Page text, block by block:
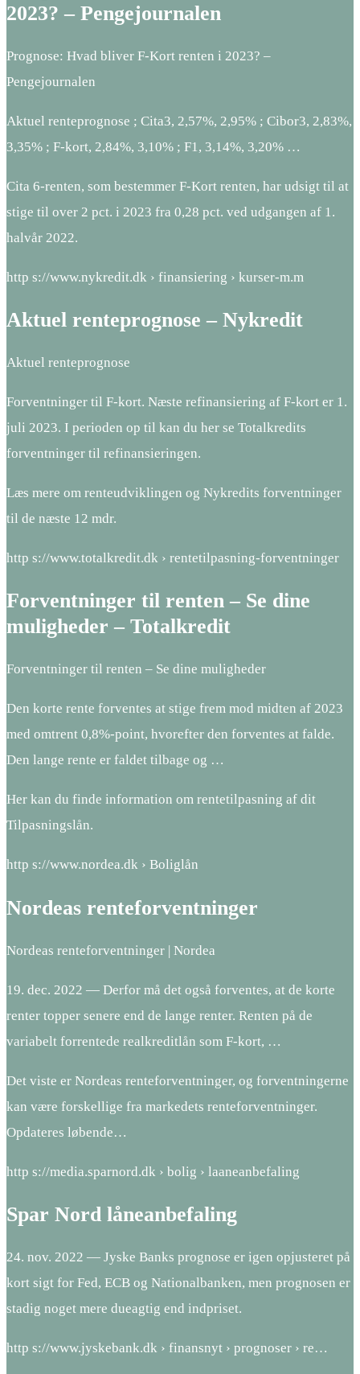
2023? – Pengejournalen
Prognose: Hvad bliver F-Kort renten i 2023? –
Pengejournalen
Aktuel renteprognose ; Cita3, 2,57%, 2,95% ; Cibor3, 2,83%,
3,35% ; F-kort, 2,84%, 3,10% ; F1, 3,14%, 3,20% …
Cita 6-renten, som bestemmer F-Kort renten, har udsigt til at
stige til over 2 pct. i 2023 fra 0,28 pct. ved udgangen af 1.
halvår 2022.
http s://www.nykredit.dk › finansiering › kurser-m.m
Aktuel renteprognose – Nykredit
Aktuel renteprognose
Forventninger til F-kort. Næste refinansiering af F-kort er 1.
juli 2023. I perioden op til kan du her se Totalkredits
forventninger til refinansieringen.
Læs mere om renteudviklingen og Nykredits forventninger
til de næste 12 mdr.
http s://www.totalkredit.dk › rentetilpasning-forventninger
Forventninger til renten – Se dine
muligheder – Totalkredit
Forventninger til renten – Se dine muligheder
Den korte rente forventes at stige frem mod midten af 2023
med omtrent 0,8%-point, hvorefter den forventes at falde.
Den lange rente er faldet tilbage og …
Her kan du finde information om rentetilpasning af dit
Tilpasningslån.
http s://www.nordea.dk › Boliglån
Nordeas renteforventninger
Nordeas renteforventninger | Nordea
19. dec. 2022 — Derfor må det også forventes, at de korte
renter topper senere end de lange renter. Renten på de
variabelt forrentede realkreditlån som F-kort, …
Det viste er Nordeas renteforventninger, og forventningerne
kan være forskellige fra markedets renteforventninger.
Opdateres løbende…
http s://media.sparnord.dk › bolig › laaneanbefaling
Spar Nord låneanbefaling
24. nov. 2022 — Jyske Banks prognose er igen opjusteret på
kort sigt for Fed, ECB og Nationalbanken, men prognosen er
stadig noget mere dueagtig end indpriset.
http s://www.jyskebank.dk › finansnyt › prognoser › re…